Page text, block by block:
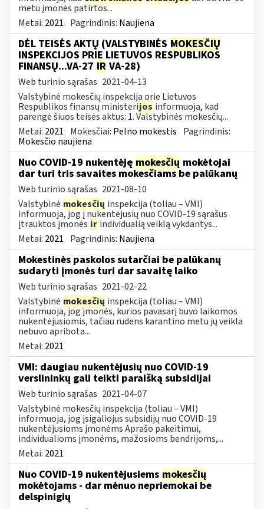
metu įmonės patirtos...
Metai: 2021 Pagrindinis: Naujiena
DĖL TEISĖS AKTŲ (VALSTYBINĖS MOKESČIŲ
INSPEKCIJOS PRIE LIETUVOS RESPUBLIKOS
FINANSŲ...VA-27 IR VA-28)
Web turinio sąrašas 2021-04-13
Valstybinė mokesčių inspekcija prie Lietuvos
Respublikos finansų ministerijos informuoja, kad
parengė šiuos teisės aktus: 1. Valstybinės mokesčių...
Metai: 2021 Mokesčiai: Pelno mokestis Pagrindinis:
Mokesčio naujiena
Nuo COVID-19 nukentėję mokesčių mokėtojai
dar turi tris savaites mokesčiams be palūkanų
Web turinio sąrašas 2021-08-10
Valstybinė mokesčių inspekcija (toliau – VMI)
informuoja, jog į nukentėjusių nuo COVID-19 sąrašus
įtrauktos įmonės ir individualią veiklą vykdantys...
Metai: 2021 Pagrindinis: Naujiena
Mokestinės paskolos sutarčiai be palūkanų
sudaryti įmonės turi dar savaitę laiko
Web turinio sąrašas 2021-02-22
Valstybinė mokesčių inspekcija (toliau – VMI)
informuoja, jog įmonės, kurios pavasarį buvo laikomos
nukentėjusiomis, tačiau rudens karantino metu jų veikla
nebuvo apribota...
Metai: 2021
VMI: daugiau nukentėjusių nuo COVID-19
verslininkų gali teikti paraišką subsidijai
Web turinio sąrašas 2021-04-07
Valstybinė mokesčių inspekcija (toliau – VMI)
informuoja, jog įsigaliojus subsidijų nuo COVID-19
nukentėjusioms įmonėms Aprašo pakeitimui,
individualioms įmonėms, mažosioms bendrijoms,...
Metai: 2021
Nuo COVID-19 nukentėjusiems mokesčių
mokėtojams - dar mėnuo nepriemokai be
delspinigių